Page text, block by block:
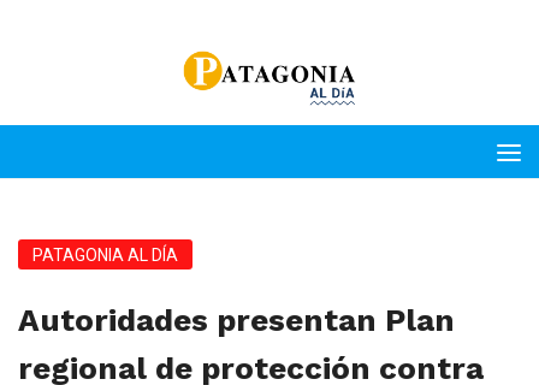
PATAGONIA AL DÍA
Autoridades presentan Plan
regional de protección contra